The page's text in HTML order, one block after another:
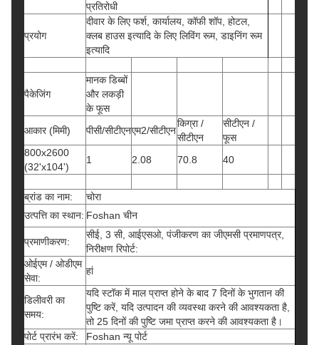
प्रतिरोधी
प्रयोग
दीवार के लिए फर्श, कार्यालय, कॉफी शॉप, होटल,
क्लब हाउस इत्यादि के लिए लिविंग रूम, डाइनिंग रूम
इत्यादि
पैकेजिंग
मानक डिब्बों
और लकड़ी
के फूस
आकार (मिमी)
पीसी/सीटीएनएम2/सीटीएन
किग्रा /
सीटीएन
सीटीएन /
फूस
800x2600
(32'x104')
1 2.08 70.8 40
ब्रांड का नाम:
चोरा
उत्पत्ति का स्थान: Foshan चीन
प्रमाणीकरण:
सीई, 3 सी, आईएसओ, पंजीकरण का जीएमसी प्रमाणपत्र,
निरीक्षण रिपोर्ट:
ओईएम / ओडीएम
सेवा:
हां
डिलीवरी का
समय:
यदि स्टॉक में माल प्राप्त होने के बाद 7 दिनों के भुगतान की
पुष्टि करें, यदि उत्पादन की व्यवस्था करने की आवश्यकता है,
तो 25 दिनों की पुष्टि जमा प्राप्त करने की आवश्यकता है।
पोर्ट प्रारंभ करें:
Foshan न्यू पोर्ट